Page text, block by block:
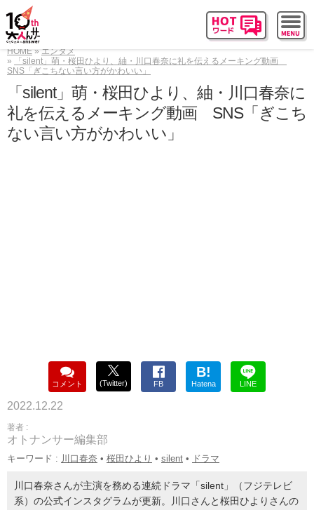
HOME
エンタメ
「silent」萌・桜田ひより、紬・川口春奈に礼を伝えるメーキング動画
SNS「ぎこちない言い方がかわいい」
「silent」萌・桜田ひより、紬・川口春奈に
礼を伝えるメーキング動画 SNS「ぎこち
ない言い方がかわいい」
コメント (Twitter) FB
B!
Hatena LINE
2022.12.22
著者 :
オトナンサー編集部
キーワード : 川口春奈 • 桜田ひより • silent • ドラマ
川口春奈さんが主演を務める連続ドラマ「silent」（フジテレビ
系）の公式インスタグラムが更新。川口さんと桜田ひよりさんの